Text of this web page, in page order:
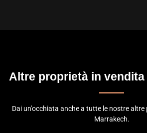
Altre proprietà in vendita
Dai un'occhiata anche a tutte le nostre
Marrakech.